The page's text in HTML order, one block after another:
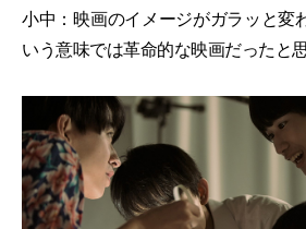
小中：映画のイメージがガラッと変
いう意味では革命的な映画だったと思